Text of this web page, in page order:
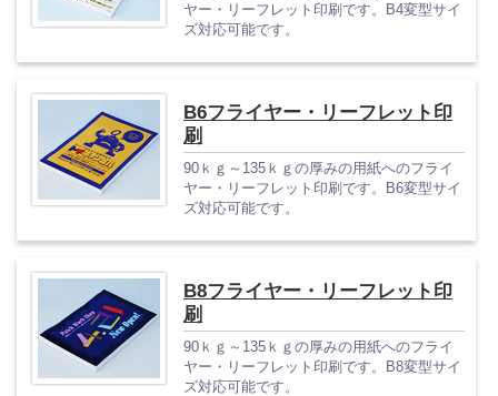
ヤー・リーフレット印刷です。B4変型サイ
ズ対応可能です。
B6フライヤー・リーフレット印
刷
90ｋｇ～135ｋｇの厚みの用紙へのフライ
ヤー・リーフレット印刷です。B6変型サイ
ズ対応可能です。
B8フライヤー・リーフレット印
刷
90ｋｇ～135ｋｇの厚みの用紙へのフライ
ヤー・リーフレット印刷です。B8変型サイ
ズ対応可能です。